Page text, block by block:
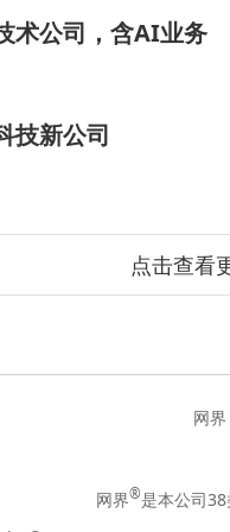
术公司，含AI业务
技新公司
点击查看
网
网界®是本公司